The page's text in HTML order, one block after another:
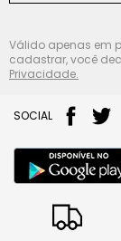
Válido apenas em
cadastrar, você
Privacidade.
SOCIAL